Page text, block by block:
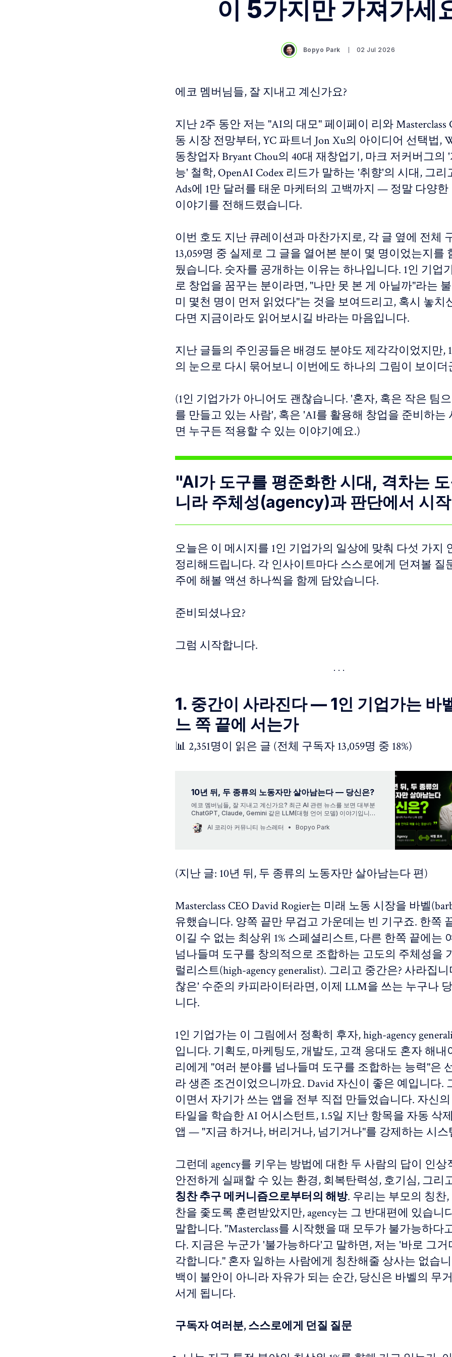
이 5가지만 가져가세
Bopyo Park 02 Jul 2026
에코 멤버님들, 잘 지내고 계신가요?
지난 2주 동안 저는 "AI의 대모" 페이페이 리와 Masterclass
동 시장 전망부터, YC 파트너 Jon Xu의 아이디어 선택법,
동창업자 Bryant Chou의 40대 재창업기, 마크 저커버그의
능' 철학, OpenAI Codex 리드가 말하는 '취향'의 시대, 그리
Ads에 1만 달러를 태운 마케터의 고백까지 — 정말 다양
이야기를 전해드렸습니다.
이번 호도 지난 큐레이션과 마찬가지로, 각 글 옆에 전체
13,059명 중 실제로 그 글을 열어본 분이 몇 명이었는지를
뒀습니다. 숫자를 공개하는 이유는 하나입니다. 1인 기업
로 창업을 꿈꾸는 분이라면, "나만 못 본 게 아닐까"라는
미 몇천 명이 먼저 읽었다"는 것을 보여드리고, 혹시 놓치
다면 지금이라도 읽어보시길 바라는 마음입니다.
지난 글들의 주인공들은 배경도 분야도 제각각이었지만,
의 눈으로 다시 묶어보니 이번에도 하나의 그림이 보이더
(1인 기업가가 아니어도 괜찮습니다. '혼자, 혹은 작은 팀
를 만들고 있는 사람', 혹은 'AI를 활용해 창업을 준비하는
면 누구든 적용할 수 있는 이야기예요.)
"AI가 도구를 평준화한 시대, 격차는
니라 주체성(agency)과 판단에서 시
오늘은 이 메시지를 1인 기업가의 일상에 맞춰 다섯 가지
정리해드립니다. 각 인사이트마다 스스로에게 던져볼 질
주에 해볼 액션 하나씩을 함께 담았습니다.
준비되셨나요?
그럼 시작합니다.
1. 중간이 사라진다 — 1인 기업가는 바
느 쪽 끝에 서는가
📊 2,351명이 읽은 글 (전체 구독자 13,059명 중 18%)
10년 뒤, 두 종류의 노동자만 살아남는다 — 당신은?
에코 멤버님들, 잘 지내고 계신가요? 최근 AI 관련 뉴스를 보면 대부분
ChatGPT, Claude, Gemini 같은 LLM(대형 언어 모델) 이야기입니다.
더 빠르고, 더 똑똑하고, 더 긴 맥락을 이해한다는 식의 경쟁입니다. 그
런데 이런 의문이 들지 않으셨나요? ”언어만으로는 부족하지 않을까?”
AI 코리아 커뮤니티 뉴스레터 Bopyo Park
(지난 글: 10년 뒤, 두 종류의 노동자만 살아남는다 편)
Masterclass CEO David Rogier는 미래 노동 시장을 바벨
유했습니다. 양쪽 끝만 무겁고 가운데는 빈 기구죠. 한쪽
이길 수 없는 최상위 1% 스페셜리스트, 다른 한쪽 끝에는
넘나들며 도구를 창의적으로 조합하는 고도의 주체성을
럴리스트(high-agency generalist). 그리고 중간은? 사라집
찮은' 수준의 카피라이터라면, 이제 LLM을 쓰는 누구나
니다.
1인 기업가는 이 그림에서 정확히 후자, high-agency
입니다. 기획도, 마케팅도, 개발도, 고객 응대도 혼자 해내
리에게 "여러 분야를 넘나들며 도구를 조합하는 능력"은
라 생존 조건이었으니까요. David 자신이 좋은 예입니다.
이면서 자기가 쓰는 앱을 전부 직접 만들었습니다. 자신
타일을 학습한 AI 어시스턴트, 1.5일 지난 항목을 자동 삭
앱 — "지금 하거나, 버리거나, 넘기거나"를 강제하는 시스
그런데 agency를 키우는 방법에 대한 두 사람의 답이 인상
안전하게 실패할 수 있는 환경, 회복탄력성, 호기심, 그리
칭찬 추구 메커니즘으로부터의 해방. 우리는 부모의 칭찬
찬을 좇도록 훈련받았지만, agency는 그 반대편에 있습니
말합니다. "Masterclass를 시작했을 때 모두가 불가능하다
다. 지금은 누군가 '불가능하다'고 말하면, 저는 '바로 그
각합니다." 혼자 일하는 사람에게 칭찬해줄 상사는 없습
백이 불안이 아니라 자유가 되는 순간, 당신은 바벨의 무
서게 됩니다.
구독자 여러분, 스스로에게 던질 질문